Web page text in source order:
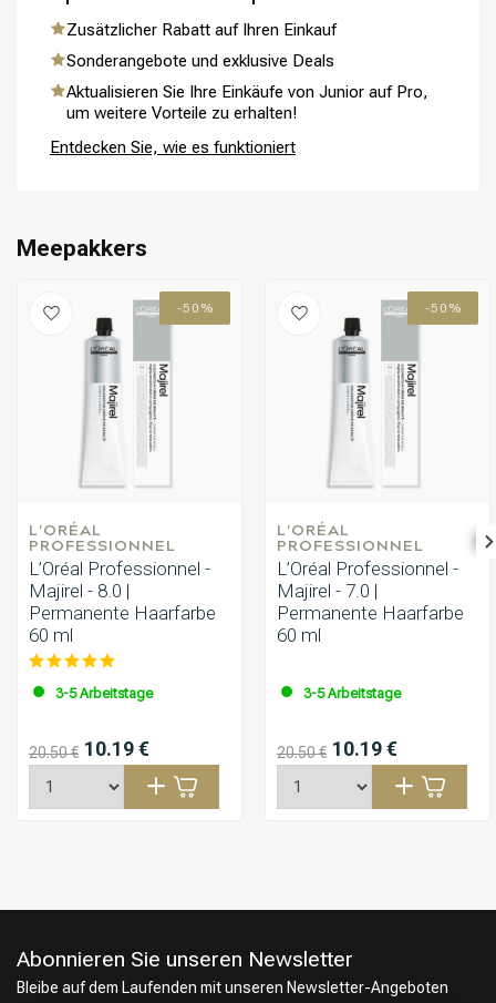
Umformung CombiDeals
Zusätzlicher Rabatt auf Ihren Einkauf
Sonderangebote und exklusive Deals
Aktualisieren Sie Ihre Einkäufe von Junior auf Pro,
um weitere Vorteile zu erhalten!
Entdecken Sie, wie es funktioniert
Meepakkers
-50%
L'ORÉAL
PROFESSIONNEL
L’Oréal Professionnel -
Majirel - 8.0 |
Permanente Haarfarbe
60 ml
3-5 Arbeitstage
20.50 € 10.19 €
-50%
L'ORÉAL
PROFESSIONNEL
L’Oréal Professionnel -
Majirel - 7.0 |
Permanente Haarfarbe
60 ml
3-5 Arbeitstage
20.50 € 10.19 €
Abonnieren Sie unseren Newsletter
Bleibe auf dem Laufenden mit unseren Newsletter-Angeboten